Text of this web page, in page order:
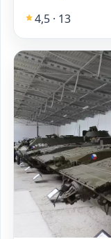
4,5 · 13